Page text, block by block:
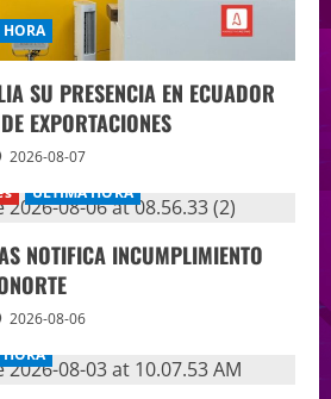
SU PRESENCIA EN ECUADOR
EXPORTACIONES
2026-08-07
ÚLTIMA HORA
NOTIFICA INCUMPLIMIENTO
2026-08-06